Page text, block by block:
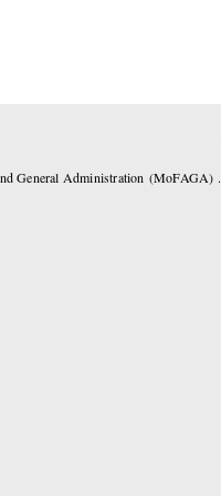
General Administration (MoFAGA) .